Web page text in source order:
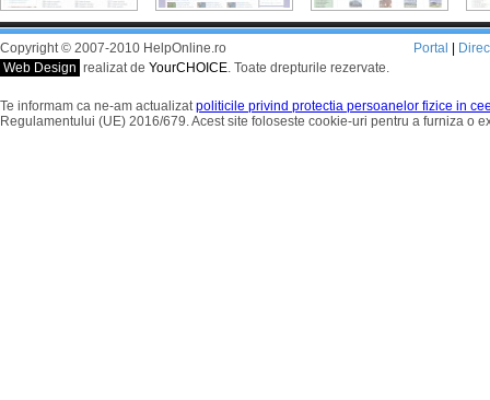
Copyright © 2007-2010 HelpOnline.ro
Web Design realizat de YourCHOICE. Toate drepturile rezervate.
Portal
Te informam ca ne-am actualizatpoliticile privind protectia persoanelor fizice in
Regulamentului (UE) 2016/679. Acest site foloseste cookie-uri pentru a furniza o